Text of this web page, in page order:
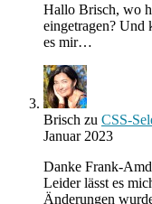
Hallo Brisch, wo
eingetragen? Und
es mir…
Brisch zu CSS-
Januar 2023
Danke Frank-
Leider lässt es
Änderungen